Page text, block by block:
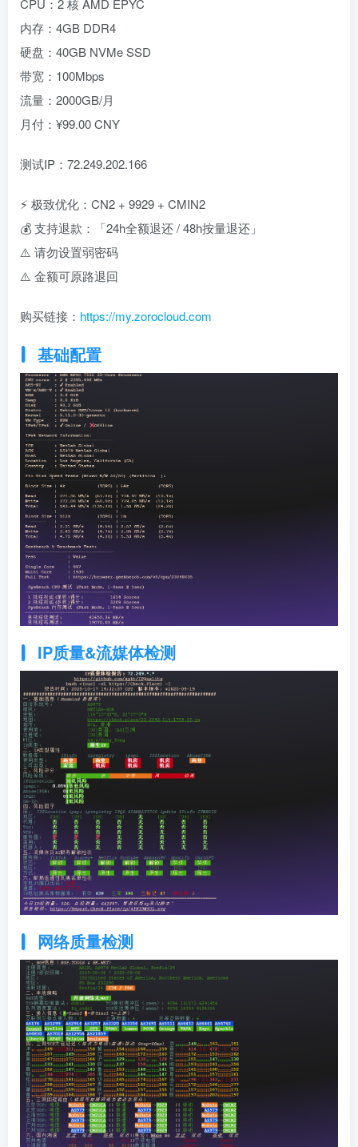
CPU：2 核 AMD EPYC
内存：4GB DDR4
硬盘：40GB NVMe SSD
带宽：100Mbps
流量：2000GB/月
月付：¥99.00 CNY
测试IP：72.249.202.166
⚡ 极致优化：CN2 + 9929 + CMIN2
💰 支持退款：「24h全额退还 / 48h按量退还」
⚠️ 请勿设置弱密码
⚠️ 金额可原路退回
购买链接： https://my.zorocloud.com
基础配置
IP质量&流媒体检测
网络质量检测